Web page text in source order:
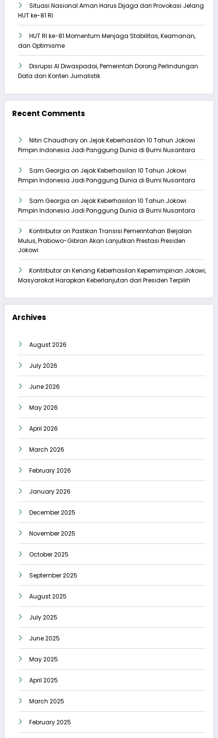
Situasi Nasional Aman Harus Dijaga dari Provokasi Jelang
HUT ke-81 RI
HUT RI ke-81 Momentum Menjaga Stabilitas, Keamanan,
dan Optimisme
Disrupsi AI Diwaspadai, Pemerintah Dorong Perlindungan
Data dan Konten Jurnalistik
Recent Comments
Nitin Chaudharyon Jejak Keberhasilan 10 Tahun Jokowi
Pimpin Indonesia Jadi Panggung Dunia di Bumi Nusantara
Sam Georgia on Jejak Keberhasilan 10 Tahun Jokowi
Pimpin Indonesia Jadi Panggung Dunia di Bumi Nusantara
Sam Georgia on Jejak Keberhasilan 10 Tahun Jokowi
Pimpin Indonesia Jadi Panggung Dunia di Bumi Nusantara
Kontributoron Pastikan Transisi Pemerintahan Berjalan
Mulus, Prabowo-Gibran Akan Lanjutkan Prestasi Presiden
Jokowi
Kontributoron Kenang Keberhasilan Kepemimpinan Jokowi,
Masyarakat Harapkan Keberlanjutan dari Presiden Terpilih
Archives
August 2026
July 2026
June 2026
May 2026
April 2026
March 2026
February 2026
January 2026
December 2025
November 2025
October 2025
September 2025
August 2025
July 2025
June 2025
May 2025
April 2025
March 2025
February 2025